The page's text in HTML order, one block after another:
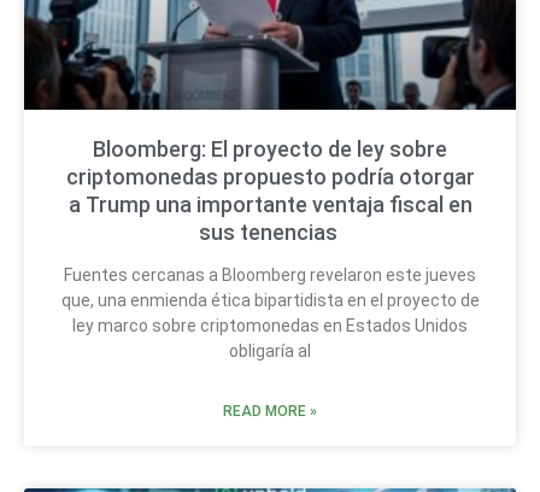
Bloomberg: El proyecto de ley sobre
criptomonedas propuesto podría otorgar
a Trump una importante ventaja fiscal en
sus tenencias
Fuentes cercanas a Bloomberg revelaron este jueves
que, una enmienda ética bipartidista en el proyecto de
ley marco sobre criptomonedas en Estados Unidos
obligaría al
READ MORE »